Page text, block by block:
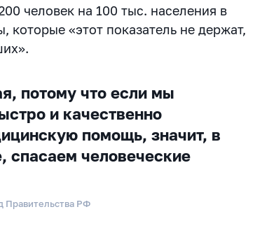
человек на 100 тыс. населения в
которые «этот показатель не держат,
потому что если мы
и качественно
помощь, значит, в
спасаем человеческие
Правительства РФ